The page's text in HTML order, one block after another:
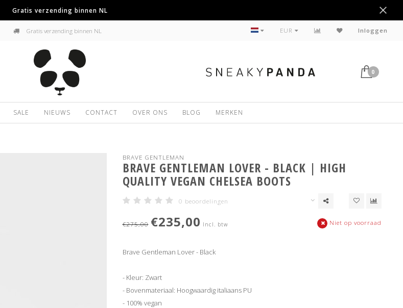
Gratis verzending binnen NL
Gratis verzending binnen NL Duurzaam
EUR Inloggen
0
SALE NIEUWS CONTACT OVER ONS BLOG MERKEN
BRAVE GENTLEMAN
BRAVE GENTLEMAN LOVER - BLACK | HIGH
QUALITY VEGAN CHELSEA BOOTS
0 beoordelingen
€275,00 €235,00 Incl. btw Niet op voorraad
Brave Gentleman Lover - Black
- Kleur: Zwart
- Bovenmateriaal: Hoogwaardig italiaans PU
- 100% vegan